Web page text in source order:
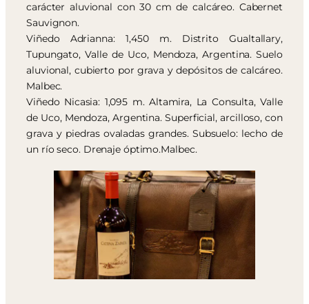
carácter aluvional con 30 cm de calcáreo. Cabernet
Sauvignon.
Viñedo Adrianna: 1,450 m. Distrito Gualtallary,
Tupungato, Valle de Uco, Mendoza, Argentina. Suelo
aluvional, cubierto por grava y depósitos de calcáreo.
Malbec.
Viñedo Nicasia: 1,095 m. Altamira, La Consulta, Valle
de Uco, Mendoza, Argentina. Superficial, arcilloso, con
grava y piedras ovaladas grandes. Subsuelo: lecho de
un río seco. Drenaje óptimo.Malbec.